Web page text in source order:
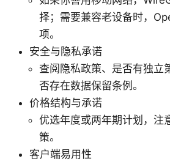
择；需要兼容老设备时，
项。
安全与隐私承诺
查阅隐私政策、是否有独立
否存在数据保留条例。
价格结构与承诺
优选年度或两年期计划，注
策。
客户端易用性